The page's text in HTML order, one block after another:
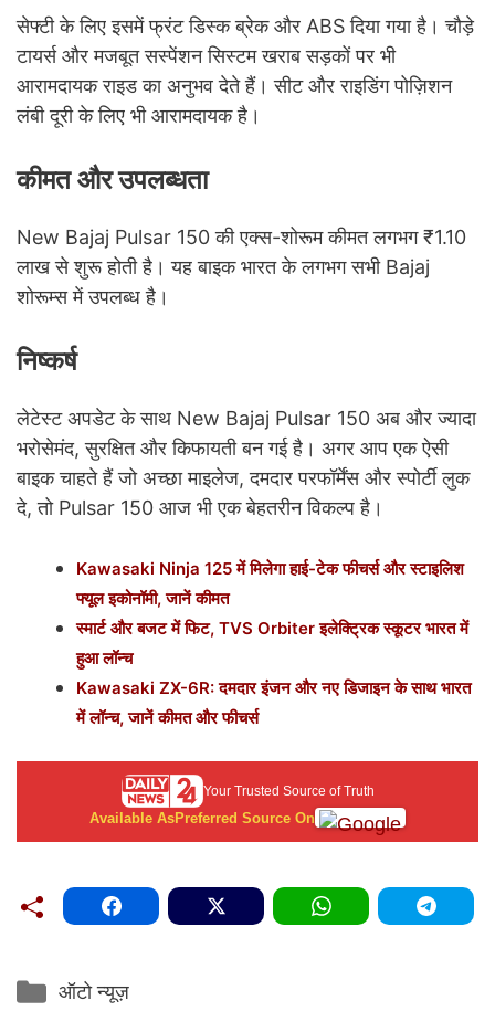
सेफ्टी के लिए इसमें फ्रंट डिस्क ब्रेक और ABS दिया गया है। चौड़े
टायर्स और मजबूत सस्पेंशन सिस्टम खराब सड़कों पर भी
आरामदायक राइड का अनुभव देते हैं। सीट और राइडिंग पोज़िशन
लंबी दूरी के लिए भी आरामदायक है।
कीमत और उपलब्धता
New Bajaj Pulsar 150 की एक्स-शोरूम कीमत लगभग ₹1.10
लाख से शुरू होती है। यह बाइक भारत के लगभग सभी Bajaj
शोरूम्स में उपलब्ध है।
निष्कर्ष
लेटेस्ट अपडेट के साथ New Bajaj Pulsar 150 अब और ज्यादा
भरोसेमंद, सुरक्षित और किफायती बन गई है। अगर आप एक ऐसी
बाइक चाहते हैं जो अच्छा माइलेज, दमदार परफॉर्मेंस और स्पोर्टी लुक
दे, तो Pulsar 150 आज भी एक बेहतरीन विकल्प है।
Kawasaki Ninja 125 में मिलेगा हाई-टेक फीचर्स और स्टाइलिश
फ्यूल इकोनॉमी, जानें कीमत
स्मार्ट और बजट में फिट, TVS Orbiter इलेक्ट्रिक स्कूटर भारत में
हुआ लॉन्च
Kawasaki ZX-6R: दमदार इंजन और नए डिजाइन के साथ भारत
में लॉन्च, जानें कीमत और फीचर्स
Your Trusted Source of Truth
Available AsPreferred Source On
Categories
ऑटो न्यूज़